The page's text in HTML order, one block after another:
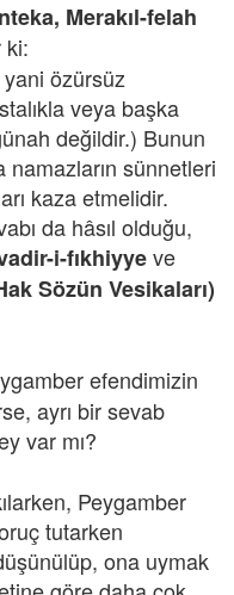
Merakıl-felah
ki:
özürsüz
veya başka
değildir.) Bunun
sünnetleri
kaza etmelidir.
da hâsıl olduğu,
i-fıkhiyyeve
Sözün Vesikaları)
efendimizin
ayrı bir sevab
var mı?
Peygamber
tutarken
ona uymak